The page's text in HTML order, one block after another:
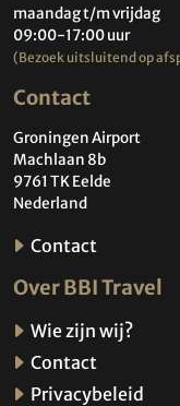
maandag t/m vrijdag
09:00-17:00 uur
(Bezoek uitsluitend op
Contact
Groningen Airport
Machlaan 8b
9761 TK Eelde
Nederland
Contact
Over BBI Travel
Wie zijn wij?
Contact
Privacybeleid